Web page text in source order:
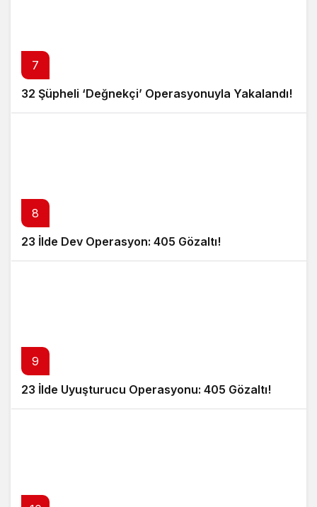
7
32 Şüpheli ‘Değnekçi’ Operasyonuyla Yakalandı!
8
23 İlde Dev Operasyon: 405 Gözaltı!
9
23 İlde Uyuşturucu Operasyonu: 405 Gözaltı!